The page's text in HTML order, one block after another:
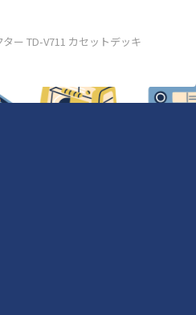
ター TD-V711 カセットデッキ